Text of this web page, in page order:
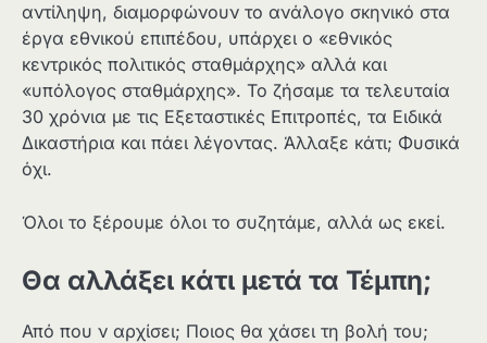
αντίληψη, διαμορφώνουν το ανάλογο σκηνικό στα
έργα εθνικού επιπέδου, υπάρχει ο «εθνικός
κεντρικός πολιτικός σταθμάρχης» αλλά και
«υπόλογος σταθμάρχης». Το ζήσαμε τα τελευταία
30 χρόνια με τις Εξεταστικές Επιτροπές, τα Ειδικά
Δικαστήρια και πάει λέγοντας. Άλλαξε κάτι; Φυσικά
όχι.
Όλοι το ξέρουμε όλοι το συζητάμε, αλλά ως εκεί.
Θα αλλάξει κάτι μετά τα Τέμπη;
Από που ν αρχίσει; Ποιος θα χάσει τη βολή του;